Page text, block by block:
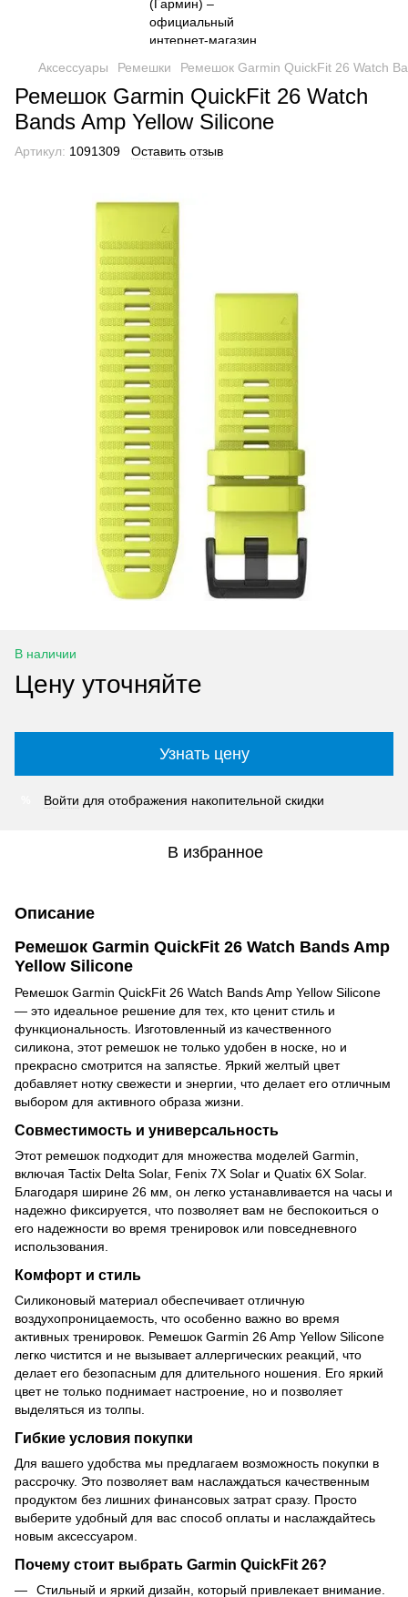
Аксессуары Ремешки Ремешок Garmin QuickFit 26 Watch
Ремешок Garmin QuickFit 26 Watch
Bands Amp Yellow Silicone
Артикул: 1091309 Оставить отзыв
В наличии
Цену уточняйте
Узнать цену
Войти для отображения накопительной скидки
В избранное
Описание
Ремешок Garmin QuickFit 26 Watch Bands Amp
Yellow Silicone
Ремешок Garmin QuickFit 26 Watch Bands Amp Yellow Silicone
— это идеальное решение для тех, кто ценит стиль и
функциональность. Изготовленный из качественного
силикона, этот ремешок не только удобен в носке, но и
прекрасно смотрится на запястье. Яркий желтый цвет
добавляет нотку свежести и энергии, что делает его отличным
выбором для активного образа жизни.
Совместимость и универсальность
Этот ремешок подходит для множества моделей Garmin,
включая Tactix Delta Solar, Fenix 7X Solar и Quatix 6X Solar.
Благодаря ширине 26 мм, он легко устанавливается на часы и
надежно фиксируется, что позволяет вам не беспокоиться о
его надежности во время тренировок или повседневного
использования.
Комфорт и стиль
Силиконовый материал обеспечивает отличную
воздухопроницаемость, что особенно важно во время
активных тренировок. Ремешок Garmin 26 Amp Yellow Silicone
легко чистится и не вызывает аллергических реакций, что
делает его безопасным для длительного ношения. Его яркий
цвет не только поднимает настроение, но и позволяет
выделяться из толпы.
Гибкие условия покупки
Для вашего удобства мы предлагаем возможность покупки в
рассрочку. Это позволяет вам наслаждаться качественным
продуктом без лишних финансовых затрат сразу. Просто
выберите удобный для вас способ оплаты и наслаждайтесь
новым аксессуаром.
Почему стоит выбрать Garmin QuickFit 26?
Стильный и яркий дизайн, который привлекает внимание.